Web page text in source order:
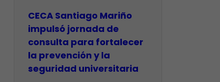
CECA Santiago Mariño
impulsó jornada de
consulta para fortalecer
la prevención y la
seguridad universitaria